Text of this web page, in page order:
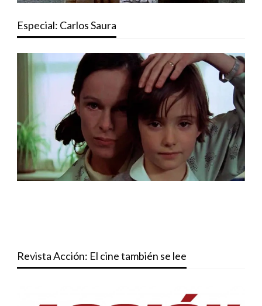
Especial: Carlos Saura
Revista Acción: El cine también se lee